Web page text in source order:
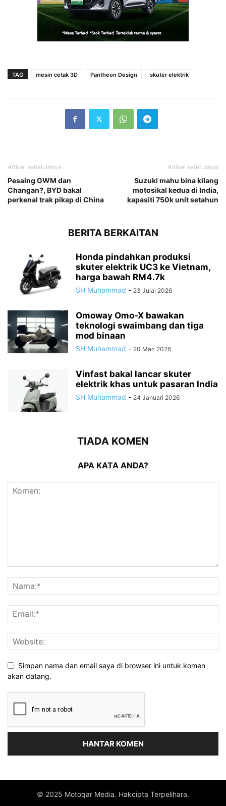
TAG mesin cetak 3D Pantheon Design skuter elektrik
Artikel sebelumnya
Pesaing GWM dan
Changan?, BYD bakal
perkenal trak pikap di China
Artikel seterusnya
Suzuki mahu bina kilang
motosikal kedua di India,
kapasiti 750k unit setahun
BERITA BERKAITAN
Honda pindahkan produksi
skuter elektrik UC3 ke Vietnam,
harga bawah RM4.7k
SH Muhammad - 23 Julai 2026
Omoway Omo-X bawakan
teknologi swaimbang dan tiga
mod binaan
SH Muhammad - 20 Mac 2026
Vinfast bakal lancar skuter
elektrik khas untuk pasaran India
SH Muhammad - 24 Januari 2026
TIADA KOMEN
APA KATA ANDA?
Simpan nama dan email saya di browser ini untuk komen
akan datang.
© 2025 Motoqar Media. Hakcipta Terpelihara.